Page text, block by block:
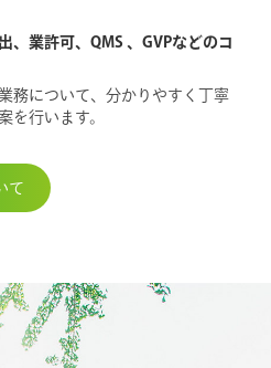
、業許可、QMS 、GVPなどのコ
務について、分かりやすく丁寧
を行います。
て